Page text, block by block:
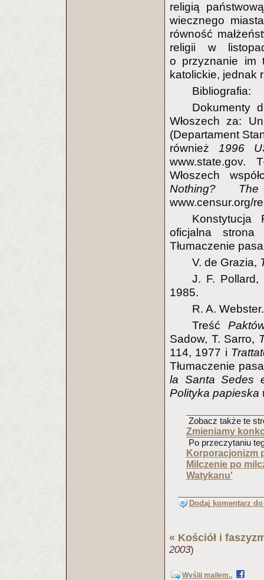
religią
wiecznego
równość
religii w
o przyznanie im
katolickie, jednak
Bibliografia:
Dokumenty
Włoszech za:
(Departament
również1996
www.state.gov.
Włoszech
Nothing?
www.censur.org/
Konstytucja
oficjalna strona
Tłumaczenie
V. de Grazia,
J. F. Pollard,
1985.
R. A.
Treść
Sadow, T. Sarro,
114, 1977 i
Tłumaczenie
la Santa Sedes
Polityka papieska
Zobacz także te
Zmieniamy
Po przeczytaniu
Korporacjonizm
Milczenie po
Watykanu'
Dodaj komentarz
« Kościół i
2003)
Wyślij mailem..